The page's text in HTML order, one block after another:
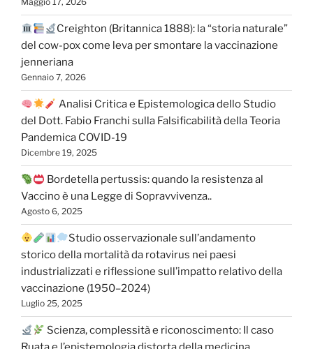
Creighton (Britannica 1888): la “storia naturale”
del cow-pox come leva per smontare la vaccinazione
jenneriana
Gennaio 7, 2026
Analisi Critica e Epistemologica dello Studio
del Dott. Fabio Franchi sulla Falsificabilità della Teoria
Pandemica COVID-19
Dicembre 19, 2025
Bordetella pertussis: quando la resistenza al
Vaccino è una Legge di Sopravvivenza..
Agosto 6, 2025
Studio osservazionale sull’andamento
storico della mortalità da rotavirus nei paesi
industrializzati e riflessione sull’impatto relativo della
vaccinazione (1950–2024)
Luglio 25, 2025
Scienza, complessità e riconoscimento: Il caso